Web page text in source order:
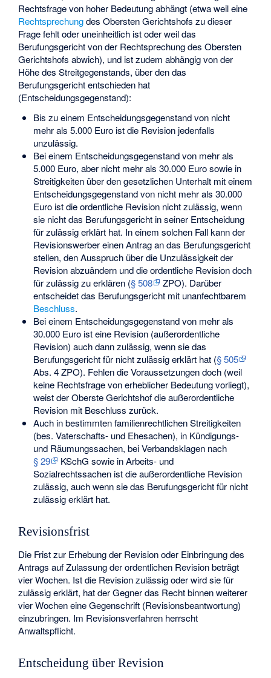
Rechtsfrage von hoher Bedeutung abhängt (etwa weil eine
Rechtsprechungdes Obersten Gerichtshofs zu dieser
Frage fehlt oder uneinheitlich ist oder weil das
Berufungsgericht von der Rechtsprechung des Obersten
Gerichtshofs abwich), und ist zudem abhängig von der
Höhe des Streitgegenstands, über den das
Berufungsgericht entschieden hat
(Entscheidungsgegenstand):
Bis zu einem Entscheidungsgegenstand von nicht
mehr als 5.000 Euro ist die Revision jedenfalls
unzulässig.
Bei einem Entscheidungsgegenstand von mehr als
5.000 Euro, aber nicht mehr als 30.000 Euro sowie in
Streitigkeiten über den gesetzlichen Unterhalt mit einem
Entscheidungsgegenstand von nicht mehr als 30.000
Euro ist die ordentliche Revision nicht zulässig, wenn
sie nicht das Berufungsgericht in seiner Entscheidung
für zulässig erklärt hat. In einem solchen Fall kann der
Revisionswerber einen Antrag an das Berufungsgericht
stellen, den Ausspruch über die Unzulässigkeit der
Revision abzuändern und die ordentliche Revision doch
für zulässig zu erklären (§ 508
ZPO). Darüber
entscheidet das Berufungsgericht mit unanfechtbarem
Beschluss.
Bei einem Entscheidungsgegenstand von mehr als
30.000 Euro ist eine Revision (außerordentliche
Revision) auch dann zulässig, wenn sie das
Berufungsgericht für nicht zulässig erklärt hat (§ 505
Abs. 4 ZPO). Fehlen die Voraussetzungen doch (weil
keine Rechtsfrage von erheblicher Bedeutung vorliegt),
weist der Oberste Gerichtshof die außerordentliche
Revision mit Beschluss zurück.
Auch in bestimmten familienrechtlichen Streitigkeiten
(bes. Vaterschafts- und Ehesachen), in Kündigungs-
und Räumungssachen, bei Verbandsklagen nach
§ 29
KSchG sowie in Arbeits- und
Sozialrechtssachen ist die außerordentliche Revision
zulässig, auch wenn sie das Berufungsgericht für nicht
zulässig erklärt hat.
Revisionsfrist
Die Frist zur Erhebung der Revision oder Einbringung des
Antrags auf Zulassung der ordentlichen Revision beträgt
vier Wochen. Ist die Revision zulässig oder wird sie für
zulässig erklärt, hat der Gegner das Recht binnen weiterer
vier Wochen eine Gegenschrift (Revisionsbeantwortung)
einzubringen. Im Revisionsverfahren herrscht
Anwaltspflicht.
Entscheidung über Revision